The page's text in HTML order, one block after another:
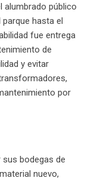
alumbrado público
parque hasta el
fue entrega
de
y evitar
por
sus bodegas de
nuevo,